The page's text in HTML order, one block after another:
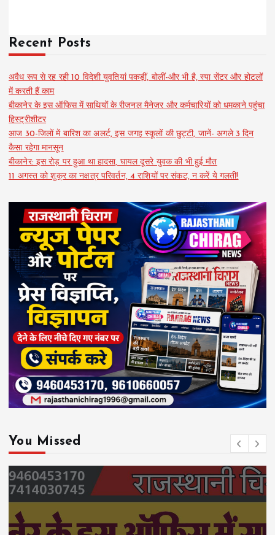
Recent Posts
अवैध रूप से रह रही 10 विदेशी युवतियां पकड़ीं, बोलीं-और भी है, स्पा सेंटर और होटलों
में करती हैं काम
बीकानेर के इस ऑफिस में साथियों के रीजनल मैनेजर और कर्मचारियों को धमकाने पहुंचा
हिस्ट्रीशीटर
आज 30-जिलों में बारिश का अलर्ट, इस जगह स्कूलों की छुट्टी, जानें- अगले 3 दिन
कैसा रहेगा मानसून
बीकानेर: इस रोड़ पर हुआ था हादसा, घायल दूसरे युवक की भी हुई मौत
11 अगस्त को शुक्र का नक्षत्र परिवर्तन, 4 राशियों पर संकट, न करें ये गलती!
You Missed